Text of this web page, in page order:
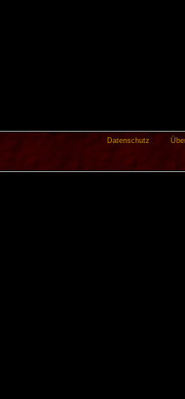
Datenschutz